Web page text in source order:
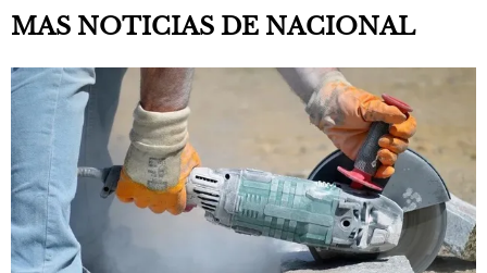
MAS NOTICIAS DE NACIONAL